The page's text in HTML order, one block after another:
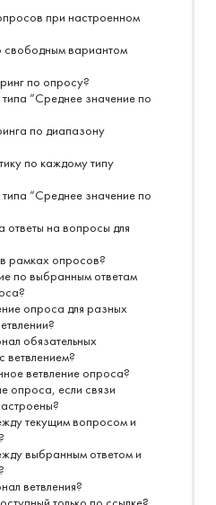
при настроенном
свободным вариантом
по опросу?
типа “Среднее значение по
по диапазону
по каждому типу
типа “Среднее значение по
ответы на вопросы для
рамках опросов?
по выбранным ответам
опроса для разных
обязательных
ветвлением?
ветвление опроса?
опроса, если связи
текущим вопросом и
выбранным ответом и
ветвления?